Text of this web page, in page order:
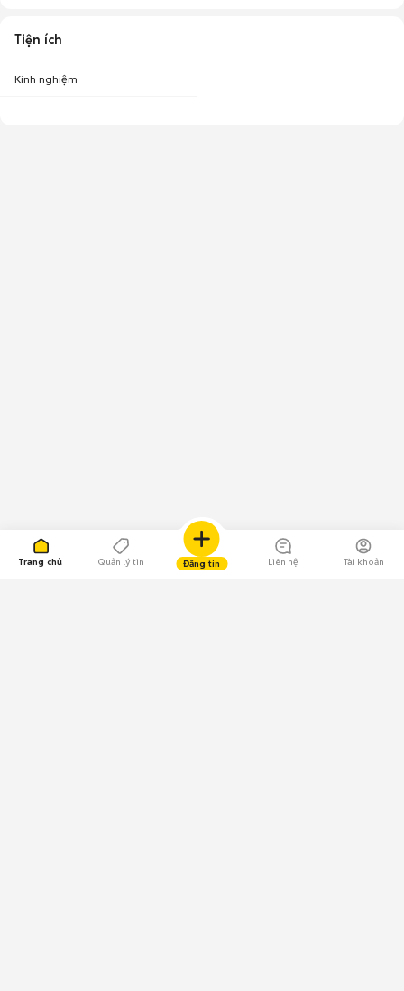
Trang chủ Quản lý tin Đăng tin Liên hệ Tài khoản
Tiện ích
Kinh nghiệm